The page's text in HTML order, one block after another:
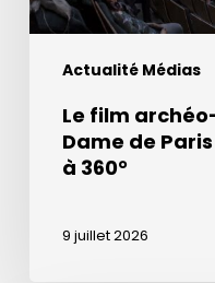
Actualité Médias
projeté
360°
Le film
Dame de
à 360°
9 juillet 2026